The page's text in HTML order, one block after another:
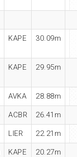
KAPE 30.09m
KAPE 29.95m
AVKA 28.88m
ACBR 26.41m
LIER 22.21m
KAPE 20.27m